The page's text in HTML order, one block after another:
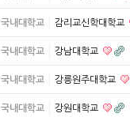
국내대학교 감리교신학대학교
국내대학교 강남대학교
국내대학교 강릉원주대학교
국내대학교 강원대학교